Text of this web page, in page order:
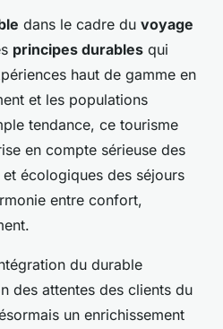
dans le cadre du voyage
principes durables qui
haut de gamme en
et les populations
tendance, ce tourisme
en compte sérieuse des
écologiques des séjours
entre confort,
du durable
des attentes des clients du
un enrichissement